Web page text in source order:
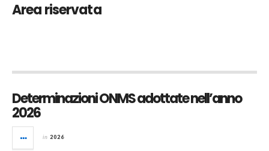
Area riservata
Determinazioni ONMS adottate nell’anno
2026
in 2026